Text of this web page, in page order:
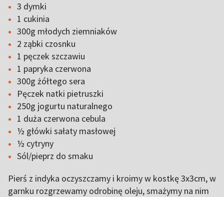
3 dymki
1 cukinia
300g młodych ziemniaków
2 ząbki czosnku
1 pęczek szczawiu
1 papryka czerwona
300g żółtego sera
Pęczek natki pietruszki
250g jogurtu naturalnego
1 duża czerwona cebula
½ główki sałaty masłowej
½ cytryny
Sól/pieprz do smaku
Pierś z indyka oczyszczamy i kroimy w kostkę 3x3cm, w
garnku rozgrzewamy odrobinę oleju, smażymy na nim